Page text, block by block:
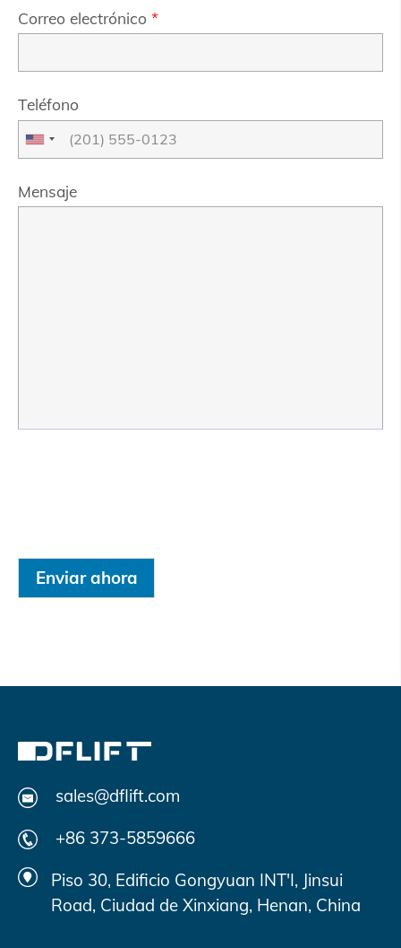
Correo electrónico *
Teléfono
Mensaje
Enviar ahora
sales@dflift.com
+86 373-5859666
Piso 30, Edificio Gongyuan INT'I, Jinsui
Road, Ciudad de Xinxiang, Henan, China